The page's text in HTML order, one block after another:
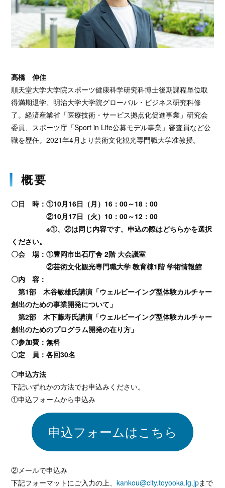
髙橋 伸佳
順天堂大学大学院スポーツ健康科学研究科博士後期課程単位取
得満期退学、明治大学大学院グローバル・ビジネス研究科修
了。経済産業省「医療技術・サービス拠点化促進事業」研究会
委員、スポーツ庁「Sport in Life公募モデル事業」審査員など公
職を歴任。2021年4月より芸術文化観光専門職大学准教授。
概要
〇日 時：①10月16日（月）16：00～18：00
②10月17日（火）10：00～12：00
※①、②は同じ内容です。申込の際はどちらかを選択
ください。
〇会 場：①豊岡市出石庁舎 2階 大会議室
②芸術文化観光専門職大学 教育棟1階 学術情報館
〇内 容：
第1部 木谷敏雄氏講演「ウェルビーイング型体験カルチャー
創出のための事業開発について」
第2部 木下藤寿氏講演「ウェルビーイング型体験カルチャー
創出のためのプログラム開発の在り方」
〇参加費：無料
〇定 員：各回30名
〇申込方法
下記いずれかの方法でお申込みください。
①申込フォームから申込み
申込フォームはこちら
②メールで申込み
下記フォーマットにご入力の上、kankou@city.toyooka.lg.jpまで